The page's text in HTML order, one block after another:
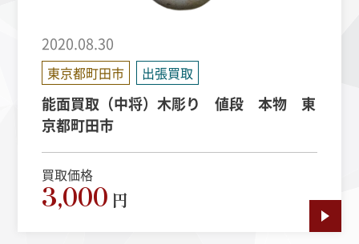
2020.08.30
東京都町田市 出張買取
能面買取（中将）木彫り 値段 本物 東
京都町田市
買取価格
3,000 円